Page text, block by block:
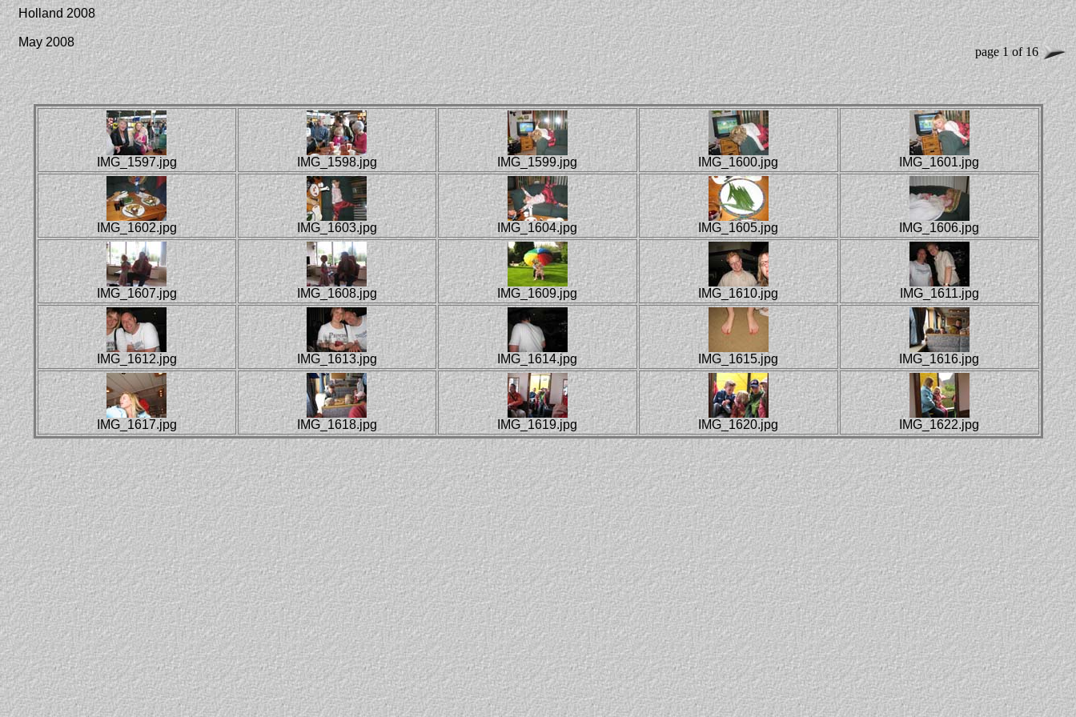
Holland 2008
May 2008
page 1 of 16
IMG_1597.jpg IMG_1598.jpg IMG_1599.jpg IMG_1600.jpg IMG_1601.jpg
IMG_1602.jpg IMG_1603.jpg IMG_1604.jpg IMG_1605.jpg IMG_1606.jpg
IMG_1607.jpg IMG_1608.jpg IMG_1609.jpg IMG_1610.jpg IMG_1611.jpg
IMG_1612.jpg IMG_1613.jpg IMG_1614.jpg IMG_1615.jpg IMG_1616.jpg
IMG_1617.jpg IMG_1618.jpg IMG_1619.jpg IMG_1620.jpg IMG_1622.jpg